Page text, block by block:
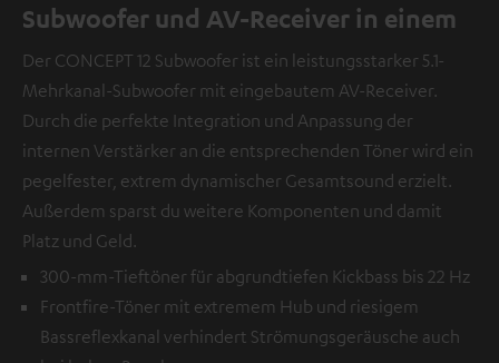
Subwoofer und AV-Receiver in einem
Der CONCEPT 12 Subwoofer ist ein leistungsstarker 5.1-
Mehrkanal-Subwoofer mit eingebautem AV-Receiver.
Durch die perfekte Integration und Anpassung der
internen Verstärker an die entsprechenden Töner wird ein
pegelfester, extrem dynamischer Gesamtsound erzielt.
Außerdem sparst du weitere Komponenten und damit
Platz und Geld.
300-mm-Tieftöner für abgrundtiefen Kickbass bis 22 Hz
Frontfire-Töner mit extremem Hub und riesigem
Bassreflexkanal verhindert Strömungsgeräusche auch